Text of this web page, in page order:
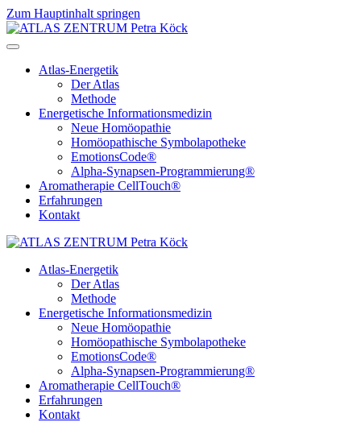
Zum Hauptinhalt springen
Atlas-Energetik
Der Atlas
Methode
Energetische Informationsmedizin
Neue Homöopathie
Homöopathische Symbolapotheke
EmotionsCode®
Alpha-Synapsen-Programmierung®
Aromatherapie CellTouch®
Erfahrungen
Kontakt
Atlas-Energetik
Der Atlas
Methode
Energetische Informationsmedizin
Neue Homöopathie
Homöopathische Symbolapotheke
EmotionsCode®
Alpha-Synapsen-Programmierung®
Aromatherapie CellTouch®
Erfahrungen
Kontakt